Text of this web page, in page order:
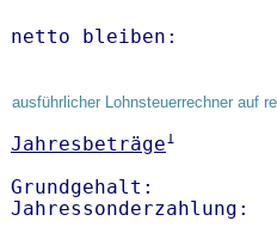
netto bleiben:
ausführlicher Lohnsteuerrechner auf
Jahresbeträge1
Grundgehalt: